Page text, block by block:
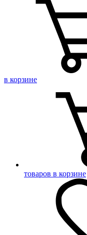
в корзине
товаров в корзине